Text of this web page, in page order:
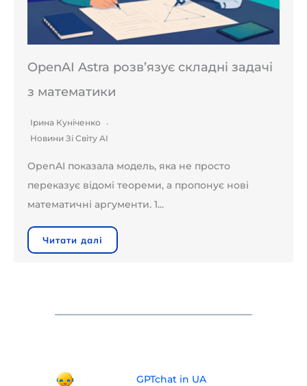
OpenAI Astra розв’язує складні задачі
з математики
Ірина Куніченко
Новини Зі Світу AI
OpenAI показала модель, яка не просто
переказує відомі теореми, а пропонує нові
математичні аргументи. 1...
Читати далі
GPTchat in UA